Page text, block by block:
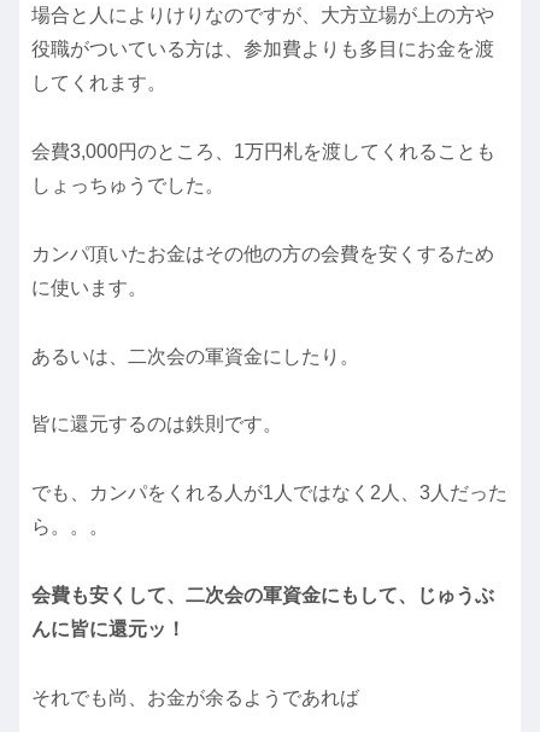
場合と人によりけりなのですが、大方立場が上の方や
役職がついている方は、参加費よりも多目にお金を渡
してくれます。
会費3,000円のところ、1万円札を渡してくれることも
しょっちゅうでした。
カンパ頂いたお金はその他の方の会費を安くするため
に使います。
あるいは、二次会の軍資金にしたり。
皆に還元するのは鉄則です。
でも、カンパをくれる人が1人ではなく2人、3人だった
ら。。。
会費も安くして、二次会の軍資金にもして、じゅうぶ
んに皆に還元ッ！
それでも尚、お金が余るようであれば